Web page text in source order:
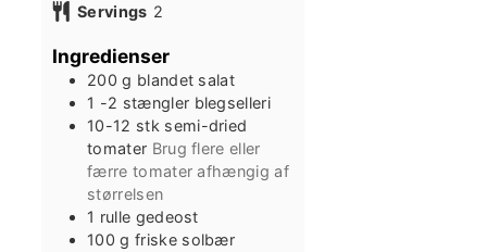
Servings 2
Ingredienser
200 g blandet salat
1 -2 stængler blegselleri
10-12 stk semi-dried
tomater Brug flere eller
færre tomater afhængig af
størrelsen
1 rulle gedeost
100 g friske solbær